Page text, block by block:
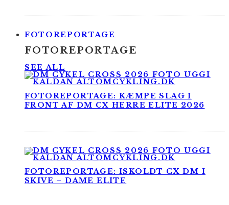
FOTOREPORTAGE
FOTOREPORTAGE
SEE ALL
FOTOREPORTAGE: KÆMPE SLAG I
FRONT AF DM CX HERRE ELITE 2026
FOTOREPORTAGE: ISKOLDT CX DM I
SKIVE – DAME ELITE